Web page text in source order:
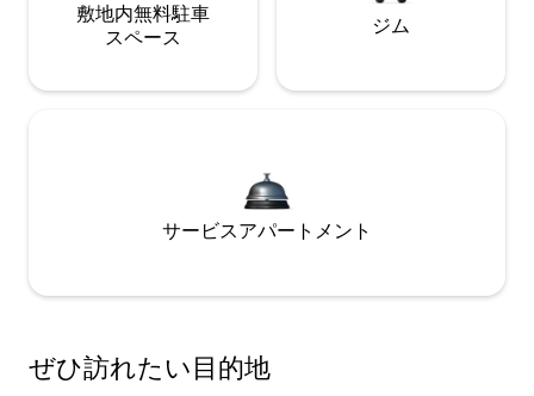
敷地内無料駐⁠車
ス⁠ペ⁠ー⁠ス
ジム
サービスアパートメント
ぜひ訪⁠れ⁠た⁠い目⁠的⁠地